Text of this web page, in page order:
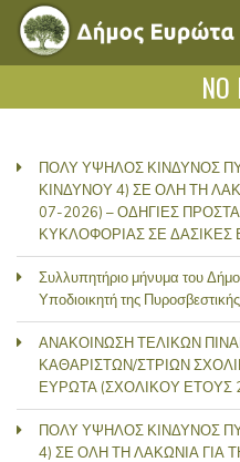
ΠΟΛΥ ΥΨΗΛΟΣ ΚΙΝΔΥΝΟΣ
ΚΙΝΔΥΝΟΥ 4) ΣΕ ΟΛΗ ΤΗ
07-2026) – ΟΔΗΓΙΕΣ
ΚΥΚΛΟΦΟΡΙΑΣ ΣΕ ΔΑΣΙΚΕΣ
Συλλυπητήριο μήνυμα του
Υποδιοικητή της
ΑΝΑΚΟΙΝΩΣΗ ΤΕΛΙΚΩΝ
ΚΑΘΑΡΙΣΤΩΝ/ΣΤΡΙΩΝ
ΕΥΡΩΤΑ (ΣΧΟΛΙΚΟΥ ΕΤΟΥΣ
ΠΟΛΥ ΥΨΗΛΟΣ ΚΙΝΔΥΝΟΣ
4) ΣΕ ΟΛΗ ΤΗ ΛΑΚΩΝΙΑ ΓΙΑ